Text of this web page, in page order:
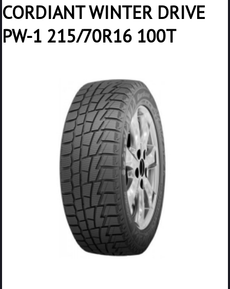
CORDIANT WINTER DRIVE
PW-1 215/70R16 100T